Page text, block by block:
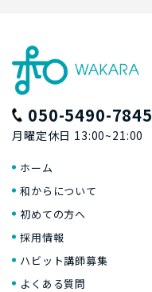
050-5490-7845
月曜定休日 13:00~21:00
ホーム
和からについて
初めての方へ
採用情報
ハビット講師募集
よくある質問